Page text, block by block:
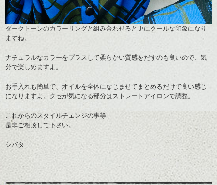
ダークトーンのカラーリングと組み合わせると更にクールな印象になり
ますね。
ナチュラルなカラーをプラスして柔らかい質感をだすのも良いので、気
分で楽しめますよ。
お手入れも簡単で、オイルを全体になじませてまとめるだけで良い感じ
になりますよ。クセが気になる部分はストレートアイロンで調整。
これからのスタイルチェンジの事等
是非ご相談して下さい。
シバタ